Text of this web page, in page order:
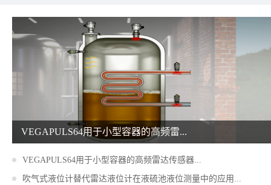
VEGAPULS64用于小型容器的高频雷...
VEGAPULS64用于小型容器的高频雷达传感器...
吹气式液位计替代雷达液位计在液硫池液位测量中的应用...